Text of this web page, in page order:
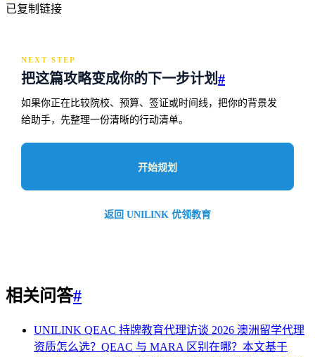
已复制链接
NEXT STEP
把这篇攻略变成你的下一步计划#
如果你正在比较院校、预算、签证或时间线，把你的背景发
给助手，先整理一份清晰的行动清单。
开始规划
返回 UNILINK 优领教育
相关问答#
UNILINK QEAC 持牌教育代理访谈 2026 澳洲留学代理
资质怎么选？QEAC 与 MARA 区别在哪？本文基于